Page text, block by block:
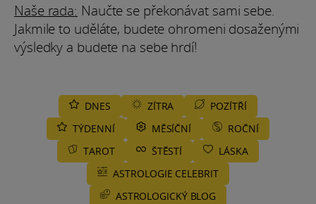
Naše rada: Naučte se překonávat sami sebe.
Jakmile to uděláte, budete ohromeni dosaženými
výsledky a budete na sebe hrdí!
DNES ZÍTRA
POZÍTŘÍ
TÝDENNÍ
MĚSÍČNÍ
ROČNÍ
TAROT
ŠTĚSTÍ
LÁSKA
ASTROLOGIE CELEBRIT
ASTROLOGICKÝ BLOG